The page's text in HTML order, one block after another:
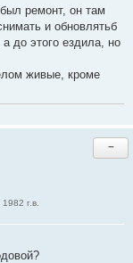
ремонт, он там
и обновлятьб
до этого ездила, но
живые, кроме
г.в.
−